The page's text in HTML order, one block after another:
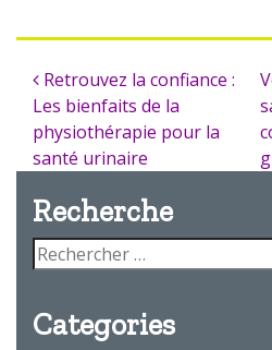
Retrouvez la confiance :
Les bienfaits de la
physiothérapie pour la
santé urinaire
Recherche
Categories